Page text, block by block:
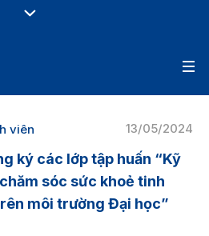
13/05/2024
viên
ký các lớp tập huấn “Kỹ
sóc sức khoẻ tinh
môi trường Đại học”